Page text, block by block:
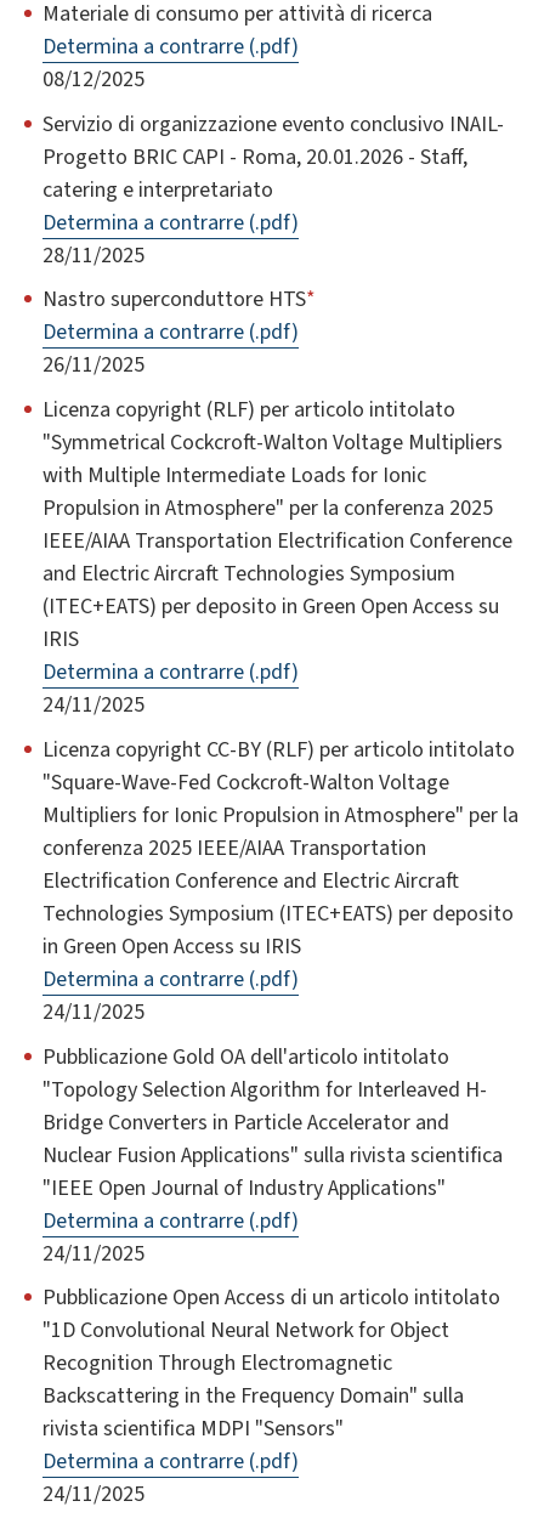
Materiale di consumo per attività di ricerca
Determina a contrarre (.pdf)
08/12/2025
Servizio di organizzazione evento conclusivo INAIL-
Progetto BRIC CAPI - Roma, 20.01.2026 - Staff,
catering e interpretariato
Determina a contrarre (.pdf)
28/11/2025
Nastro superconduttore HTS*
Determina a contrarre (.pdf)
26/11/2025
Licenza copyright (RLF) per articolo intitolato
"Symmetrical Cockcroft-Walton Voltage Multipliers
with Multiple Intermediate Loads for Ionic
Propulsion in Atmosphere" per la conferenza 2025
IEEE/AIAA Transportation Electrification Conference
and Electric Aircraft Technologies Symposium
(ITEC+EATS) per deposito in Green Open Access su
IRIS
Determina a contrarre (.pdf)
24/11/2025
Licenza copyright CC-BY (RLF) per articolo intitolato
"Square-Wave-Fed Cockcroft-Walton Voltage
Multipliers for Ionic Propulsion in Atmosphere" per la
conferenza 2025 IEEE/AIAA Transportation
Electrification Conference and Electric Aircraft
Technologies Symposium (ITEC+EATS) per deposito
in Green Open Access su IRIS
Determina a contrarre (.pdf)
24/11/2025
Pubblicazione Gold OA dell'articolo intitolato
"Topology Selection Algorithm for Interleaved H-
Bridge Converters in Particle Accelerator and
Nuclear Fusion Applications" sulla rivista scientifica
"IEEE Open Journal of Industry Applications"
Determina a contrarre (.pdf)
24/11/2025
Pubblicazione Open Access di un articolo intitolato
"1D Convolutional Neural Network for Object
Recognition Through Electromagnetic
Backscattering in the Frequency Domain" sulla
rivista scientifica MDPI "Sensors"
Determina a contrarre (.pdf)
24/11/2025